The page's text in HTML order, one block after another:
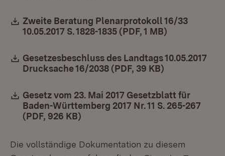
Download:
Zweite Beratung Plenarprotokoll 16/33
10.05.2017 S. 1828-1835 (PDF, 1 MB)
Download:
Gesetzesbeschluss des Landtags 10.05.2017
Drucksache 16/2038 (PDF, 39 KB)
Download:
Gesetz vom 23. Mai 2017 Gesetzblatt für
Baden-Württemberg 2017 Nr. 11 S. 265-267
(PDF, 926 KB)
Die vollständige Dokumentation zu diesem